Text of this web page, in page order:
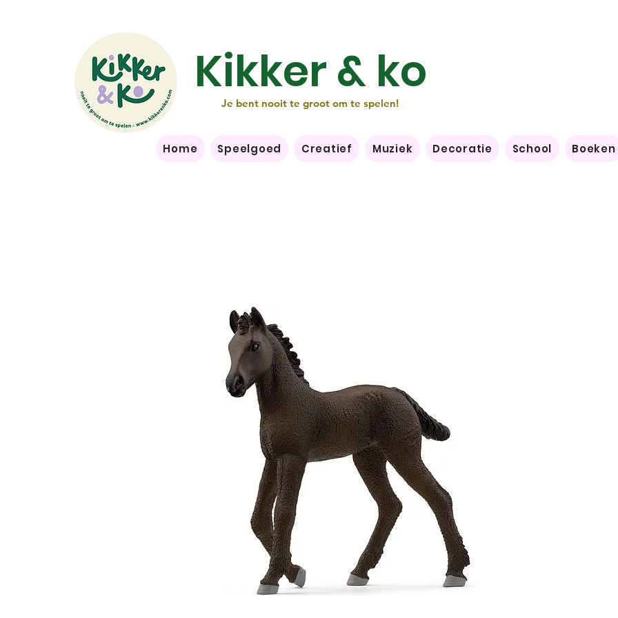
Kikker & ko
Je bent nooit te groot om te spelen!
Home Speelgoed Creatief Muziek Decoratie School Boeken